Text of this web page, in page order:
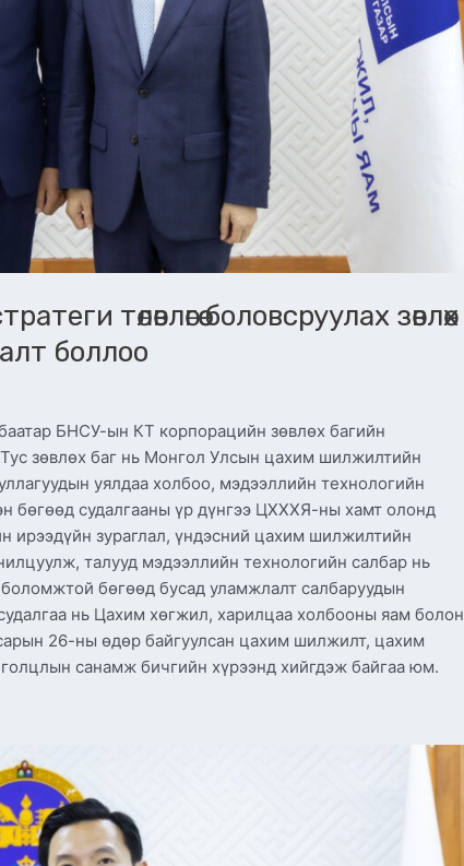
төлөвлөгөө боловсруулах зөвлөх
боллоо
БНСУ-ын КТ корпорацийн зөвлөх багийн
зөвлөх баг нь Монгол Улсын цахим шилжилтийн
уялдаа холбоо, мэдээллийн технологийн
бөгөөд судалгааны үр дүнгээ ЦХХХЯ-ны хамт олонд
ирээдүйн зураглал, үндэсний цахим шилжилтийн
талууд мэдээллийн технологийн салбар нь
бөгөөд бусад уламжлалт салбаруудын
нь Цахим хөгжил, харилцаа холбооны яам болон
26-ны өдөр байгуулсан цахим шилжилт, цахим
санамж бичгийн хүрээнд хийгдэж байгаа юм.